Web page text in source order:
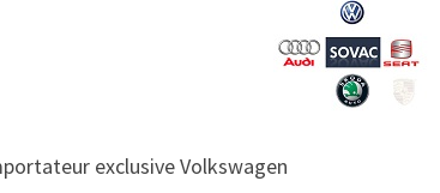
exclusive Volkswagen